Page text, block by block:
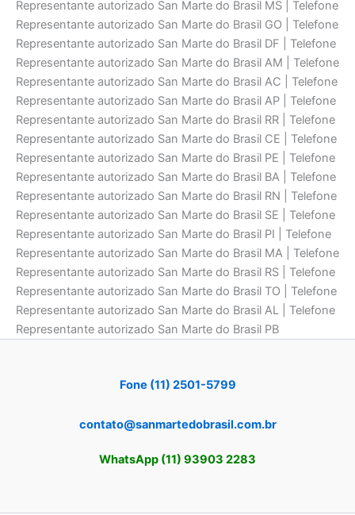
Representante autorizado San Marte do Brasil MS | Telefone
Representante autorizado San Marte do Brasil GO | Telefone
Representante autorizado San Marte do Brasil DF | Telefone
Representante autorizado San Marte do Brasil AM | Telefone
Representante autorizado San Marte do Brasil AC | Telefone
Representante autorizado San Marte do Brasil AP | Telefone
Representante autorizado San Marte do Brasil RR | Telefone
Representante autorizado San Marte do Brasil CE | Telefone
Representante autorizado San Marte do Brasil PE | Telefone
Representante autorizado San Marte do Brasil BA | Telefone
Representante autorizado San Marte do Brasil RN | Telefone
Representante autorizado San Marte do Brasil SE | Telefone
Representante autorizado San Marte do Brasil PI | Telefone
Representante autorizado San Marte do Brasil MA | Telefone
Representante autorizado San Marte do Brasil RS | Telefone
Representante autorizado San Marte do Brasil TO | Telefone
Representante autorizado San Marte do Brasil AL | Telefone
Representante autorizado San Marte do Brasil PB
Fone (11) 2501-5799
contato@sanmartedobrasil.com.br
WhatsApp (11) 93903 2283